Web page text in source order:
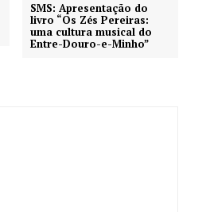
SMS: Apresentação do
livro “Os Zés Pereiras:
uma cultura musical do
Entre-Douro-e-Minho”